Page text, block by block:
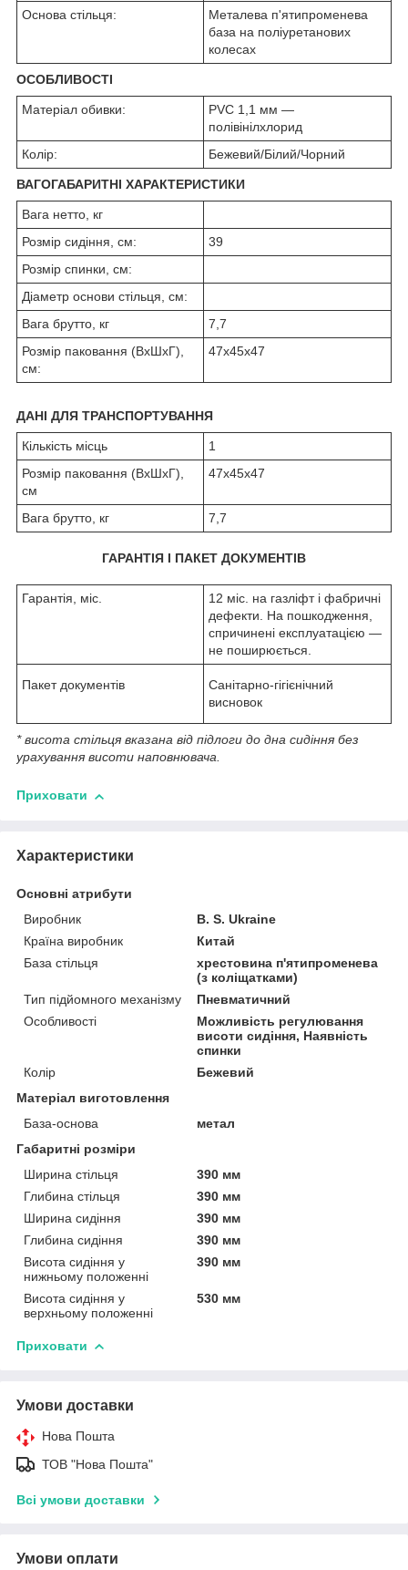
Основа стільця:
Металева п'ятипроменева
база на поліуретанових
колесах
ОСОБЛИВОСТІ
Матеріал обивки:
PVC 1,1 мм —
полівінілхлорид
Колір:
Бежевий/Білий/Чорний
ВАГОГАБАРИТНІ ХАРАКТЕРИСТИКИ
Вага нетто, кг
Розмір сидіння, см:
39
Розмір спинки, см:
Діаметр основи стільця, см:
Вага брутто, кг
7,7
Розмір паковання (ВхШхГ),
см:
47х45х47
ДАНІ ДЛЯ ТРАНСПОРТУВАННЯ
Кількість місць
1
Розмір паковання (ВхШхГ),
см
47х45х47
Вага брутто, кг 7,7
ГАРАНТІЯ І ПАКЕТ ДОКУМЕНТІВ
Гарантія, міс.
12 міс. на газліфт і фабричні
дефекти. На пошкодження,
спричинені експлуатацією —
не поширюється.
Пакет документів
Санітарно-гігієнічний
висновок
* висота стільця вказана від підлоги до дна сидіння без
урахування висоти наповнювача.
Приховати
Характеристики
Основні атрибути
Виробник
B. S. Ukraine
Країна виробник
Китай
База стільця
хрестовина п'ятипроменева
(з коліщатками)
Тип підйомного механізму
Пневматичний
Особливості
Можливість регулювання
висоти сидіння, Наявність
спинки
Колір
Бежевий
Матеріал виготовлення
База-основа
метал
Габаритні розміри
Ширина стільця
390 мм
Глибина стільця
390 мм
Ширина сидіння
390 мм
Глибина сидіння
390 мм
Висота сидіння у
нижньому положенні
390 мм
Висота сидіння у
верхньому положенні
530 мм
Приховати
Умови доставки
Нова Пошта
ТОВ "Нова Пошта"
Всі умови доставки
Умови оплати